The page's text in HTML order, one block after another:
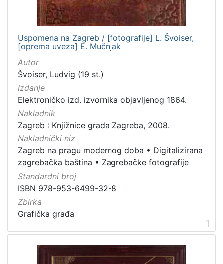
hrvatski
njemački
talijanski
Mjesto
izdanja
Zagreb
Nakladnička
Uspomena na Zagreb / [fotografije] L. Švoiser,
[oprema uveza] E. Mučnjak
Autor
Švoiser, Ludvig (19 st.)
Izdanje
Elektroničko izd. izvornika objavljenog 1864.
Nakladnik
Zagreb : Knjižnice grada Zagreba, 2008.
Nakladnički niz
Zagreb na pragu modernog doba • Digitalizirana
zagrebačka baština • Zagrebačke fotografije
Standardni broj
ISBN 978-953-6499-32-8
Zbirka
Grafička građa
1